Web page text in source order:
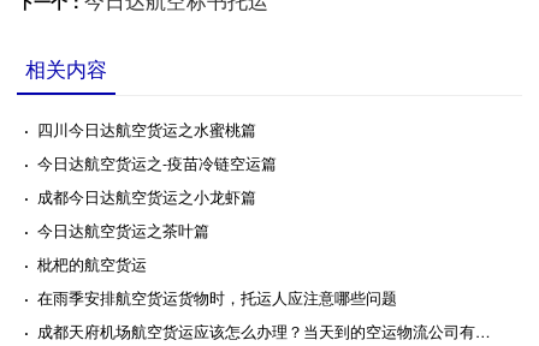
相关内容
· 四川今日达航空货运之水蜜桃篇
· 今日达航空货运之-疫苗冷链空运篇
· 成都今日达航空货运之小龙虾篇
· 今日达航空货运之茶叶篇
· 枇杷的航空货运
· 在雨季安排航空货运货物时，托运人应注意哪些问题
· 成都天府机场航空货运应该怎么办理？当天到的空运物流公司有哪些？